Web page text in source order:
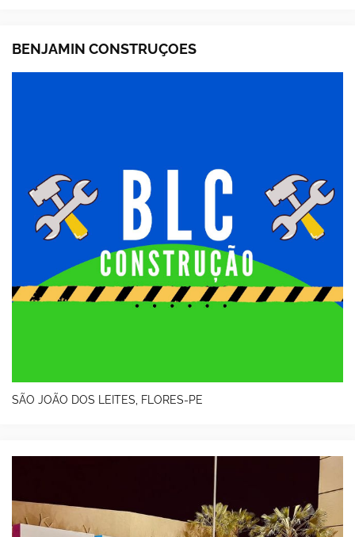
BENJAMIN CONSTRUÇOES
SÃO JOÃO DOS LEITES, FLORES-PE